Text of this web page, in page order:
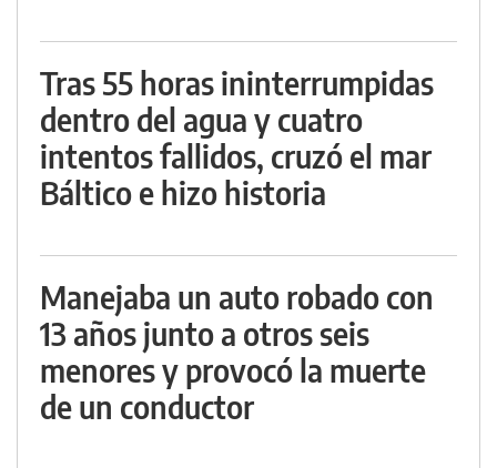
Tras 55 horas ininterrumpidas
dentro del agua y cuatro
intentos fallidos, cruzó el mar
Báltico e hizo historia
Manejaba un auto robado con
13 años junto a otros seis
menores y provocó la muerte
de un conductor